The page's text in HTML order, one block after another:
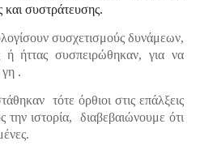
και συστράτευσης.
συσχετισμούς δυνάμεων,
ή ήττας συσπειρώθηκαν, για να
.
τότε όρθιοι στις επάλξεις
τηνιστορία,
διαβεβαιώνουμε ότι